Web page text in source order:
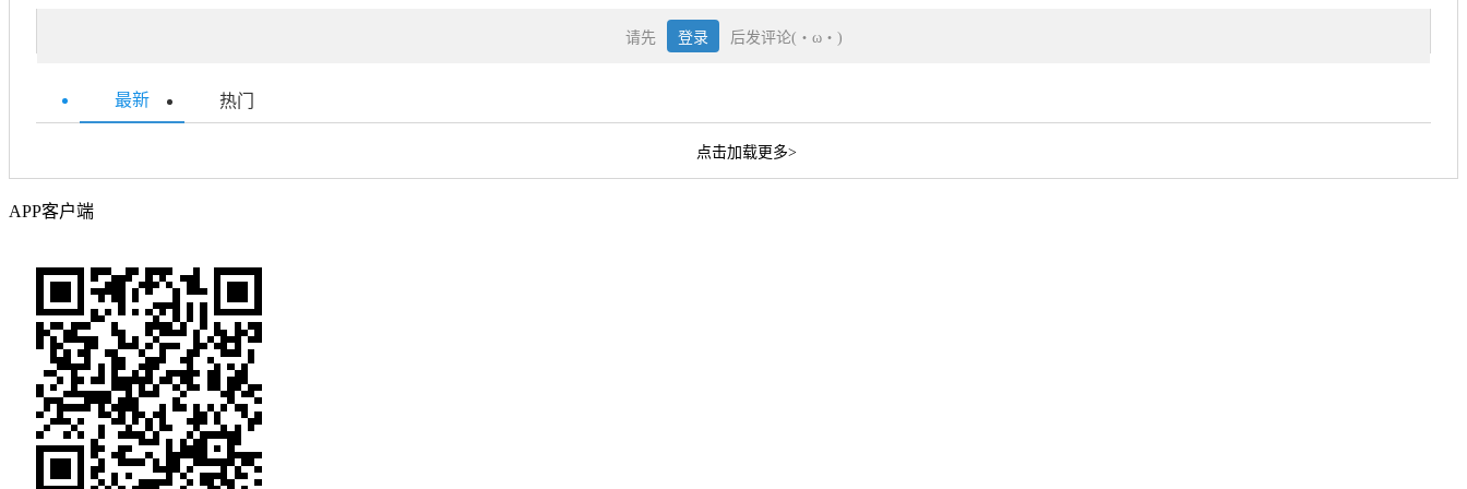
请先 登录 后发评论(・ω・)
最新 热门
点击加载更多>
APP客户端